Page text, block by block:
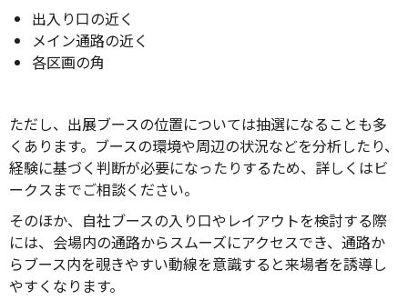
出入り口の近く
メイン通路の近く
各区画の角
ただし、出展ブースの位置については抽選になることも多
くあります。ブースの環境や周辺の状況などを分析したり、
経験に基づく判断が必要になったりするため、詳しくはビ
ークスまでご相談ください。
そのほか、自社ブースの入り口やレイアウトを検討する際
には、会場内の通路からスムーズにアクセスでき、通路か
らブース内を覗きやすい動線を意識すると来場者を誘導し
やすくなります。